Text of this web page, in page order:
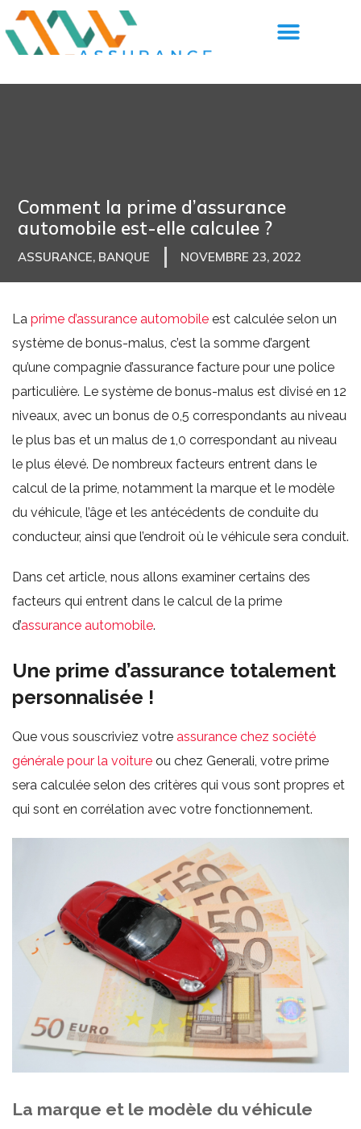
Comment la prime d’assurance
automobile est-elle calculee ?
ASSURANCE, BANQUE NOVEMBRE 23, 2022
La prime d’assurance automobile est calculée selon un
système de bonus-malus, c’est la somme d’argent
qu’une compagnie d’assurance facture pour une police
particulière. Le système de bonus-malus est divisé en 12
niveaux, avec un bonus de 0,5 correspondants au niveau
le plus bas et un malus de 1,0 correspondant au niveau
le plus élevé. De nombreux facteurs entrent dans le
calcul de la prime, notamment la marque et le modèle
du véhicule, l’âge et les antécédents de conduite du
conducteur, ainsi que l’endroit où le véhicule sera conduit.
Dans cet article, nous allons examiner certains des
facteurs qui entrent dans le calcul de la prime
d’assurance automobile.
Une prime d’assurance totalement
personnalisée !
Que vous souscriviez votre assurance chez société
générale pour la voiture ou chez Generali, votre prime
sera calculée selon des critères qui vous sont propres et
qui sont en corrélation avec votre fonctionnement.
La marque et le modèle du véhicule